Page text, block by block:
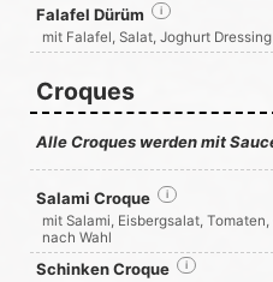
Falafel Dürüm i
mit Falafel, Salat, Joghurt Dressing
Croques
Alle Croques werden mit
Salami Croque i
mit Salami, Eisbergsalat,
nach Wahl
Schinken Croque i